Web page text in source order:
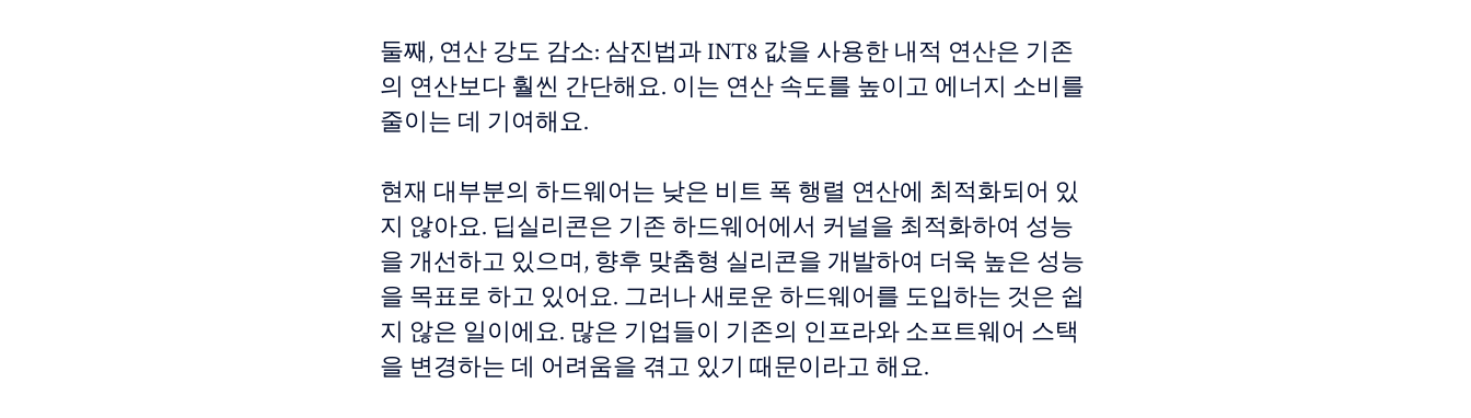
둘째, 연산 강도 감소: 삼진법과 INT8 값을 사용한 내적 연산은 기존
의 연산보다 훨씬 간단해요. 이는 연산 속도를 높이고 에너지 소비를
줄이는 데 기여해요.
현재 대부분의 하드웨어는 낮은 비트 폭 행렬 연산에 최적화되어 있
지 않아요. 딥실리콘은 기존 하드웨어에서 커널을 최적화하여 성능
을 개선하고 있으며, 향후 맞춤형 실리콘을 개발하여 더욱 높은 성능
을 목표로 하고 있어요. 그러나 새로운 하드웨어를 도입하는 것은 쉽
지 않은 일이에요. 많은 기업들이 기존의 인프라와 소프트웨어 스택
을 변경하는 데 어려움을 겪고 있기 때문이라고 해요.